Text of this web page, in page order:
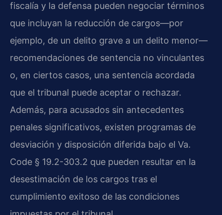
fiscalía y la defensa pueden negociar términos
que incluyan la reducción de cargos—por
ejemplo, de un delito grave a un delito menor—
recomendaciones de sentencia no vinculantes
o, en ciertos casos, una sentencia acordada
que el tribunal puede aceptar o rechazar.
Además, para acusados sin antecedentes
penales significativos, existen programas de
desviación y disposición diferida bajo el Va.
Code § 19.2-303.2 que pueden resultar en la
desestimación de los cargos tras el
cumplimiento exitoso de las condiciones